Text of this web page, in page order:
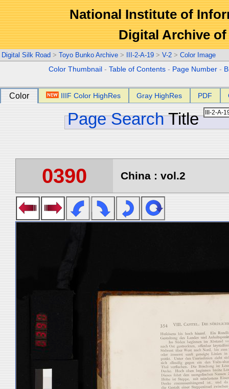
National Institute of
Digital Archive
Digital Silk Road > Toyo Bunko Archive > III-2-A-19 > V-2 > Color Image
Color Thumbnail -Table of Contents - Page Number -
Color IIIF Color HighRes Gray HighRes PDF
Page Search Title
0390 China : vol.2